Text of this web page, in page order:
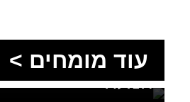
עוד מומחים >
מתכננים נסיעה
מושלמת לנגב,
המלח